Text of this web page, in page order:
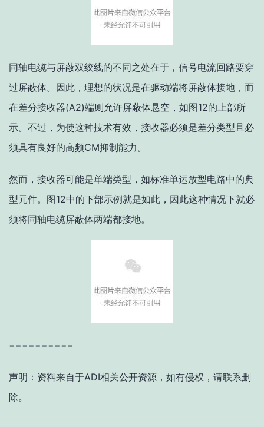
同轴电缆与屏蔽双绞线的不同之处在于，信号电流回路要穿
过屏蔽体。因此， 理想的状况是在驱动端将屏蔽体接地，而
在差分接收器(A2)端则允许屏蔽体悬空 ，如图12的上部所
示。不过，为使这种技术有效， 接收器必须是差分类型且必
须具有良好的高频CM抑制能力 。
然而， 接收器可能是单端类型 ，如标准单运放型电路中的典
型元件。图12中的下部示例就是如此，因此这种情况下就必
须将同轴电缆屏蔽体两端都接地。
==========
声明：资料来自于ADI相关公开资源，如有侵权，请联系删
除。